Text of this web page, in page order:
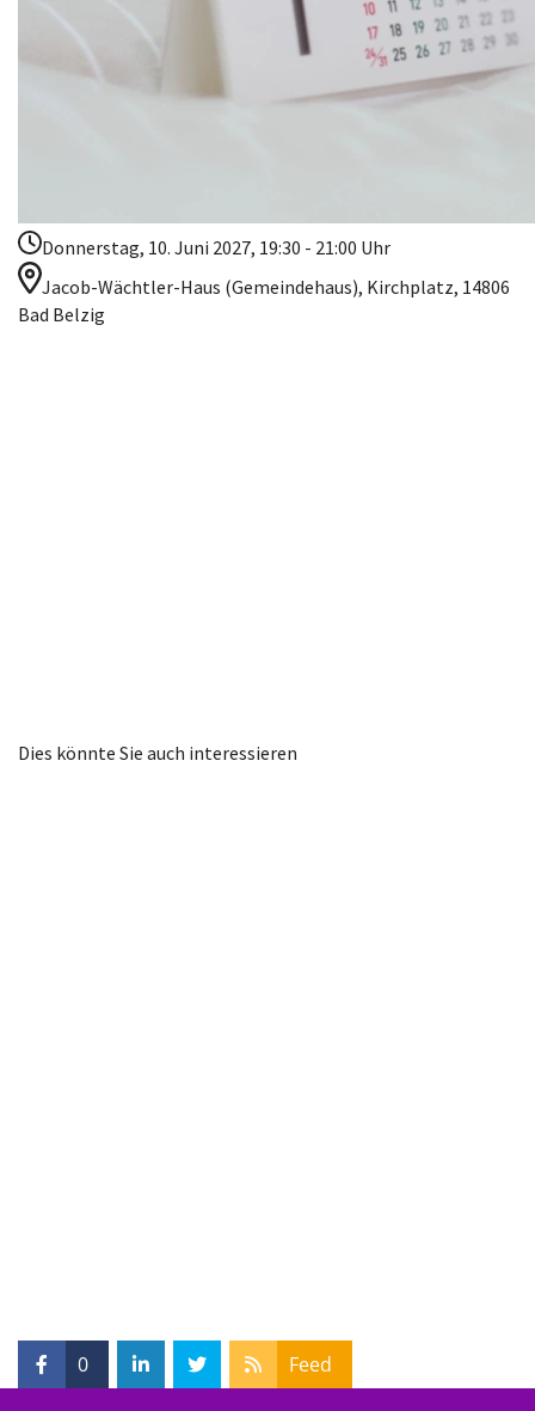
Donnerstag, 10. Juni 2027, 19:30 - 21:00 Uhr
Jacob-Wächtler-Haus (Gemeindehaus), Kirchplatz, 14806
Bad Belzig
Dies könnte Sie auch interessieren
0 Feed